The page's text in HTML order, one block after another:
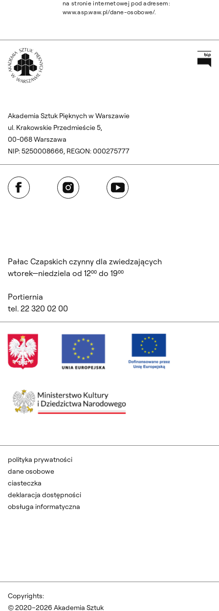
na stronie internetowej pod adresem:
www.asp.waw.pl/dane-osobowe/.
Akademia Sztuk Pięknych w Warszawie
ul. Krakowskie Przedmieście 5,
00-068 Warszawa
NIP: 5250008666, REGON: 000275777
Facebook Instagram YouTube
Pałac Czapskich czynny dla zwiedzających
wtorek—niedziela od 12⁰⁰ do 19⁰⁰
Portiernia
tel. 22 320 02 00
Copyrights:
© 2020–2026 Akademia Sztuk
polityka prywatności
dane osobowe
ciasteczka
deklaracja dostępności
obsługa informatyczna